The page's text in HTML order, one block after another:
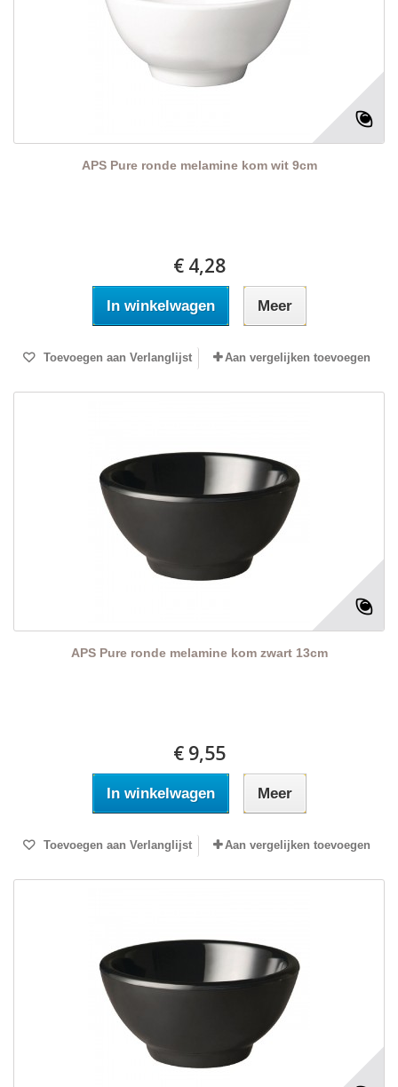
APS Pure ronde melamine kom wit 9cm
€ 4,28
In winkelwagen Meer
Toevoegen aan Verlanglijst Aan vergelijken toevoegen
APS Pure ronde melamine kom zwart 13cm
€ 9,55
In winkelwagen Meer
Toevoegen aan Verlanglijst Aan vergelijken toevoegen